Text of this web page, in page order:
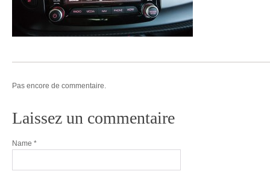
Pas encore de commentaire.
Laissez un commentaire
Name *